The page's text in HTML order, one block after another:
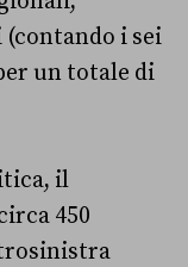
(contando i sei
un totale di
il
450